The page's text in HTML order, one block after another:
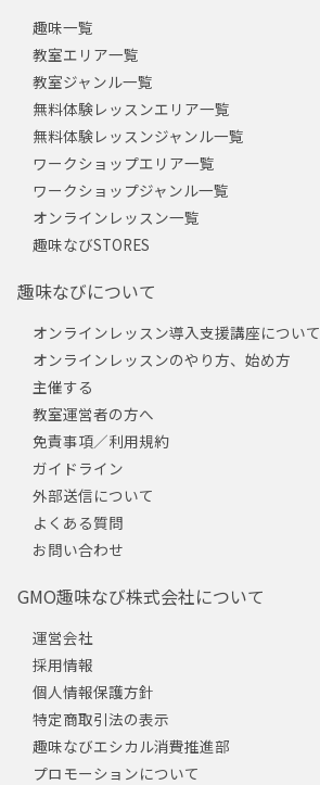
趣味一覧
教室エリア一覧
教室ジャンル一覧
無料体験レッスンエリア一覧
無料体験レッスンジャンル一覧
ワークショップエリア一覧
ワークショップジャンル一覧
オンラインレッスン一覧
趣味なびSTORES
趣味なびについて
オンラインレッスン導入支援講座について
オンラインレッスンのやり方、始め方
主催する
教室運営者の方へ
免責事項／利用規約
ガイドライン
外部送信について
よくある質問
お問い合わせ
GMO趣味なび株式会社について
運営会社
採用情報
個人情報保護方針
特定商取引法の表示
趣味なびエシカル消費推進部
プロモーションについて